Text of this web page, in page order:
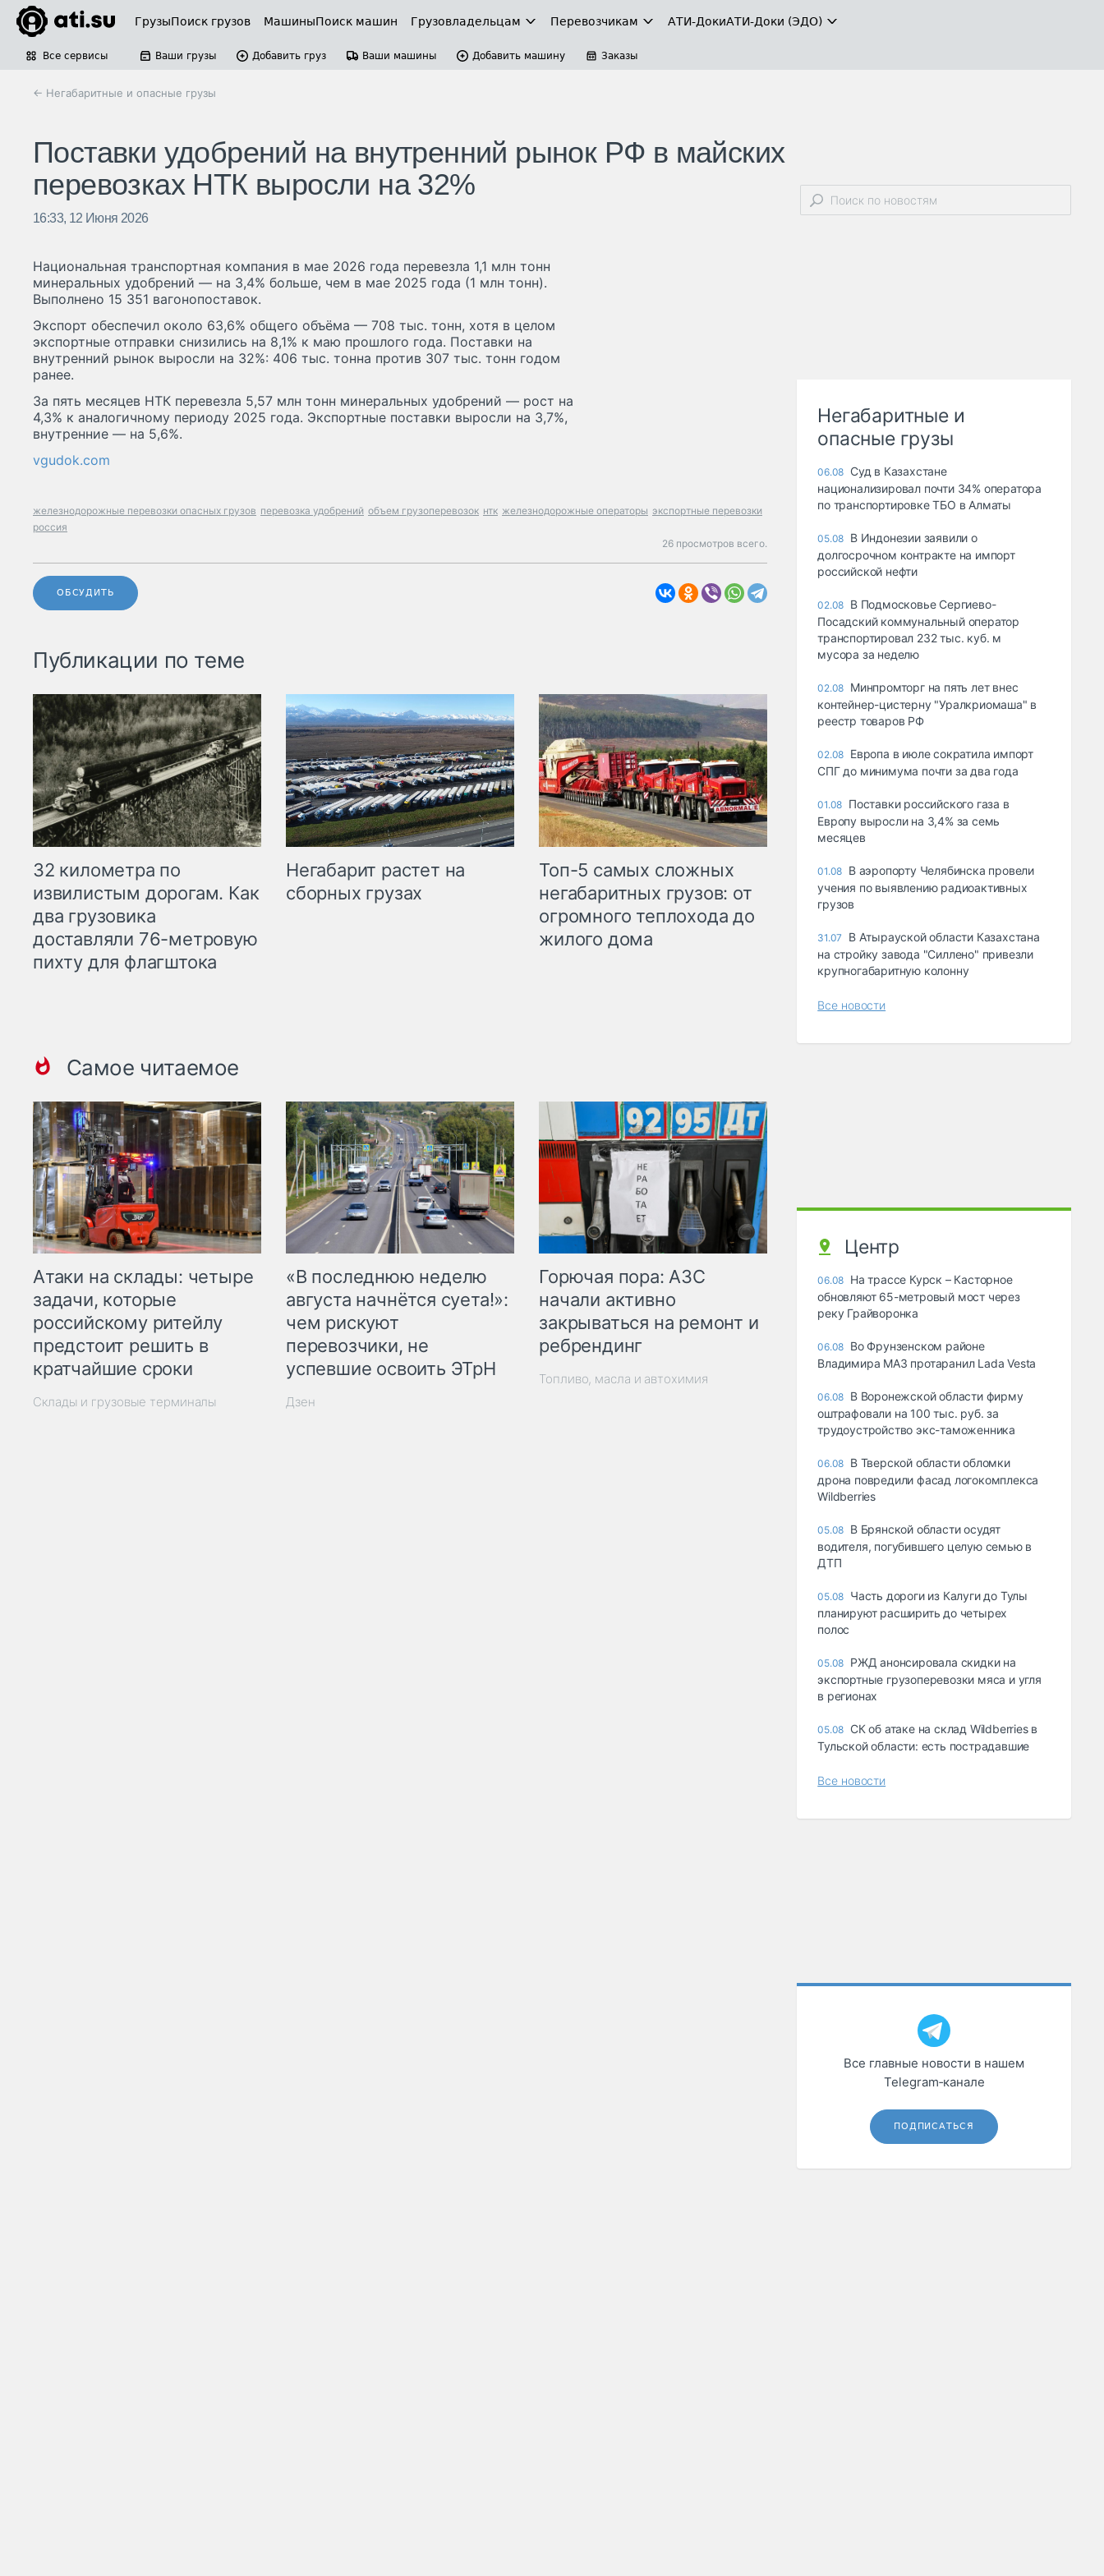
ГрузыПоиск грузов МашиныПоиск машин Грузовладельцам Перевозчикам АТИ-ДокиАТИ-Доки (ЭДО)
Все сервисы Ваши грузы Добавить груз Ваши машины Добавить машину Заказы
← Негабаритные и опасные грузы
Поставки удобрений на внутренний рынок РФ в майских
перевозках НТК выросли на 32%
16:33, 12 Июня 2026
Национальная транспортная компания в мае 2026 года перевезла 1,1 млн тонн
минеральных удобрений — на 3,4% больше, чем в мае 2025 года (1 млн тонн).
Выполнено 15 351 вагонопоставок.
Экспорт обеспечил около 63,6% общего объёма — 708 тыс. тонн, хотя в целом
экспортные отправки снизились на 8,1% к маю прошлого года. Поставки на
внутренний рынок выросли на 32%: 406 тыс. тонна против 307 тыс. тонн годом
ранее.
За пять месяцев НТК перевезла 5,57 млн тонн минеральных удобрений — рост на
4,3% к аналогичному периоду 2025 года. Экспортные поставки выросли на 3,7%,
внутренние — на 5,6%.
vgudok.com
железнодорожные перевозки опасных грузов перевозка удобрений объем грузоперевозок нтк железнодорожные операторы экспортные перевозки
россия
26 просмотров всего.
ОБСУДИТЬ
Публикации по теме
32 километра по
извилистым дорогам. Как
два грузовика
доставляли 76-метровую
пихту для флагштока
Негабарит растет на
сборных грузах
Топ-5 самых сложных
негабаритных грузов: от
огромного теплохода до
жилого дома
Самое читаемое
Атаки на склады: четыре
задачи, которые
российскому ритейлу
предстоит решить в
кратчайшие сроки
Склады и грузовые терминалы
«В последнюю неделю
августа начнётся суета!»:
чем рискуют
перевозчики, не
успевшие освоить ЭТрН
Дзен
Горючая пора: АЗС
начали активно
закрываться на ремонт и
ребрендинг
Топливо, масла и автохимия
Негабаритные и
опасные грузы
06.08 Суд в Казахстане
национализировал почти 34% оператора
по транспортировке ТБО в Алматы
05.08 В Индонезии заявили о
долгосрочном контракте на импорт
российской нефти
02.08 В Подмосковье Сергиево-
Посадский коммунальный оператор
транспортировал 232 тыс. куб. м
мусора за неделю
02.08 Минпромторг на пять лет внес
контейнер-цистерну "Уралкриомаша" в
реестр товаров РФ
02.08 Европа в июле сократила импорт
СПГ до минимума почти за два года
01.08 Поставки российского газа в
Европу выросли на 3,4% за семь
месяцев
01.08 В аэропорту Челябинска провели
учения по выявлению радиоактивных
грузов
31.07
В Атырауской области Казахстана
на стройку завода "Силлено" привезли
крупногабаритную колонну
Все новости
Центр
06.08 На трассе Курск – Касторное
обновляют 65-метровый мост через
реку Грайворонка
06.08 Во Фрунзенском районе
Владимира МАЗ протаранил Lada Vesta
06.08 В Воронежской области фирму
оштрафовали на 100 тыс. руб. за
трудоустройство экс-таможенника
06.08 В Тверской области обломки
дрона повредили фасад логокомплекса
Wildberries
05.08 В Брянской области осудят
водителя, погубившего целую семью в
ДТП
05.08 Часть дороги из Калуги до Тулы
планируют расширить до четырех
полос
05.08 РЖД анонсировала скидки на
экспортные грузоперевозки мяса и угля
в регионах
05.08 СК об атаке на склад Wildberries в
Тульской области: есть пострадавшие
Все новости
Все главные новости в нашем
Telegram‑канале
ПОДПИСАТЬСЯ